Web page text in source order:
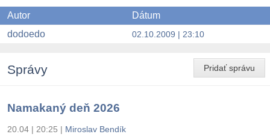
Autor
Dátum
dodoedo
02.10.2009 | 23:10
Pridať správu
Správy
Namakaný deň 2026
20.04 | 20:25 | Miroslav Bendík